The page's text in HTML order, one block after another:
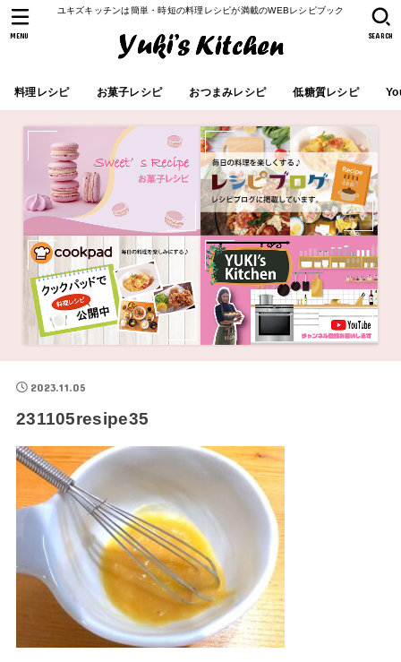
ユキズキッチンは簡単・時短の料理レシピが満載のWEBレシピブック
料理レシピ お菓子レシピ おつまみレシピ 低糖質レシピ
SEARCH
MENU
2023.11.05
231105resipe35